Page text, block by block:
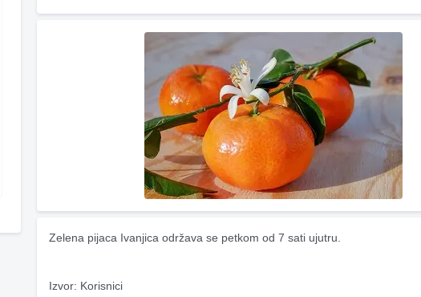
Zelena pijaca Ivanjica održava se petkom od 7 sati ujutru.
Izvor: Korisnici